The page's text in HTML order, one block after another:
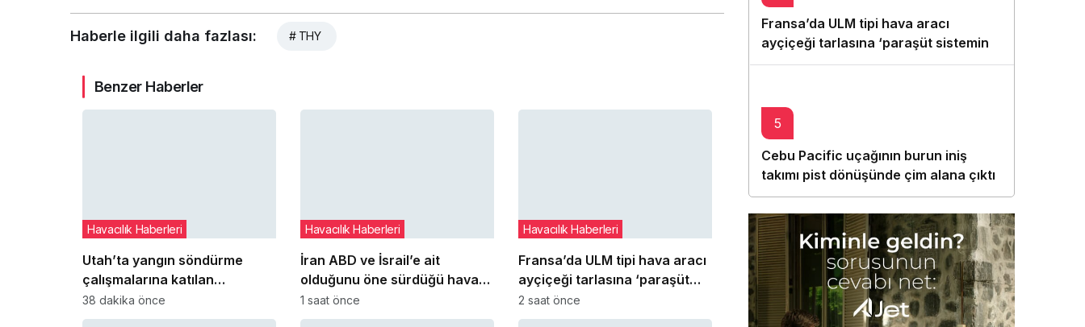
Haberle ilgili daha fazlası: # THY
Benzer Haberler
Utah’ta yangın söndürme
çalışmalarına katılan
helikopter düştü: 2 pilot
hayatını kaybetti
Havacılık Haberleri
38 dakika önce
İran ABD ve İsrail’e ait
olduğunu öne sürdüğü hava
araçlarının enkazlarını
sergiledi
Havacılık Haberleri
1 saat önce
Fransa’da ULM tipi hava aracı
ayçiçeği tarlasına ‘paraşüt
sistemini’ açarak indi
Havacılık Haberleri
2 saat önce
Fransa’da ULM tipi hava aracı
ayçiçeği tarlasına ‘paraşüt sistemini’
açarak indi
5
Cebu Pacific uçağının burun iniş
takımı pist dönüşünde çim alana çıktı